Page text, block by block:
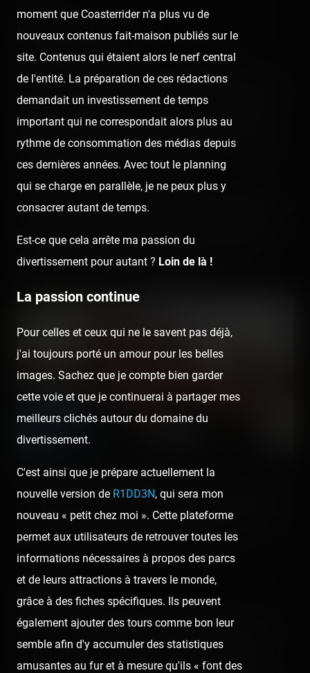
Merci, avant tout =')
Avant de rentrer dans le vif des détails, je tiens
forcément à remercier tous mes loulous de leur présence
et spécialement Florian pour la gestion contrôlée de la
logistique ainsi que la proposition d'idée, qui a surtout
permis de se retrouver tous ensemble pour une journée
remplie de sourire et de bonne humeur !
On ne voit pas non plus la personne ici, mais merci à
Mat(t)hieu qui nous aura dépanné pour l'hébergement de
des clodos au chaud vaut bien mieux que de dormir
Comme des clodos, je disais ! x)
Ça fait partie de la vie de Globe-Trotter et des voyages mais
une fois de temps en temps, c'est quand même amusant. 😉
Attention au dos quand on dort par terre hein. 😜
Walibi Belgium n'était pas prévu initialement dans mes
plans durant cette période, mais comme ça faisait un
très long bail que je n'y avais pas reposé mes pieds et
moment que Coasterrider n'a plus vu de
nouveaux contenus fait-maison publiés sur le
site. Contenus qui étaient alors le nerf central
de l'entité. La préparation de ces rédactions
demandait un investissement de temps
important qui ne correspondait alors plus au
rythme de consommation des médias depuis
ces dernières années. Avec tout le planning
qui se charge en parallèle, je ne peux plus y
consacrer autant de temps.
Est-ce que cela arrête ma passion du
divertissement pour autant ? Loin de là !
La passion continue
Pour celles et ceux qui ne le savent pas déjà,
j'ai toujours porté un amour pour les belles
images. Sachez que je compte bien garder
cette voie et que je continuerai à partager mes
meilleurs clichés autour du domaine du
divertissement.
C'est ainsi que je prépare actuellement la
nouvelle version de R1DD3N, qui sera mon
nouveau « petit chez moi ». Cette plateforme
permet aux utilisateurs de retrouver toutes les
informations nécessaires à propos des parcs
et de leurs attractions à travers le monde,
grâce à des fiches spécifiques. Ils peuvent
également ajouter des tours comme bon leur
semble afin d'y accumuler des statistiques
amusantes au fur et à mesure qu'ils « font des